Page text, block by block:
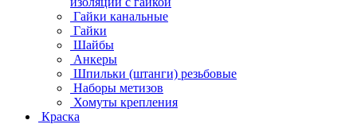
Гайки канальные
Гайки
Шайбы
Анкеры
Шпильки (штанги) резьбовые
Наборы метизов
Хомуты крепления
Краска